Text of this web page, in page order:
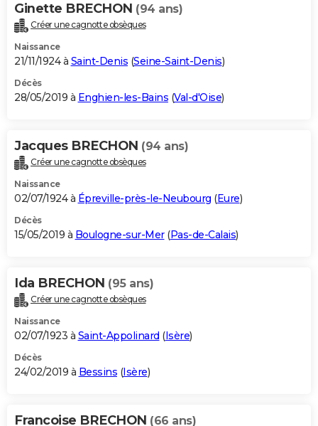
Ginette BRECHON (94 ans)
Créer une cagnotte obsèques
Naissance
21/11/1924 à Saint-Denis (Seine-Saint-Denis)
Décès
28/05/2019 à Enghien-les-Bains (Val-d'Oise)
Jacques BRECHON (94 ans)
Créer une cagnotte obsèques
Naissance
02/07/1924 à Épreville-près-le-Neubourg (Eure)
Décès
15/05/2019 à Boulogne-sur-Mer(Pas-de-Calais)
Ida BRECHON (95 ans)
Créer une cagnotte obsèques
Naissance
02/07/1923 à Saint-Appolinard (Isère)
Décès
24/02/2019 à Bessins (Isère)
Francoise BRECHON (66 ans)